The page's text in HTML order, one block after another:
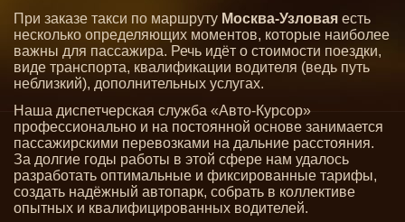
При заказе такси по маршруту Москва-Узловая есть
несколько определяющих моментов, которые наиболее
важны для пассажира. Речь идёт о стоимости поездки,
виде транспорта, квалификации водителя (ведь путь
неблизкий), дополнительных услугах.
Наша диспетчерская служба «Авто-Курсор»
профессионально и на постоянной основе занимается
пассажирскими перевозками на дальние расстояния.
За долгие годы работы в этой сфере нам удалось
разработать оптимальные и фиксированные тарифы,
создать надёжный автопарк, собрать в коллективе
опытных и квалифицированных водителей.